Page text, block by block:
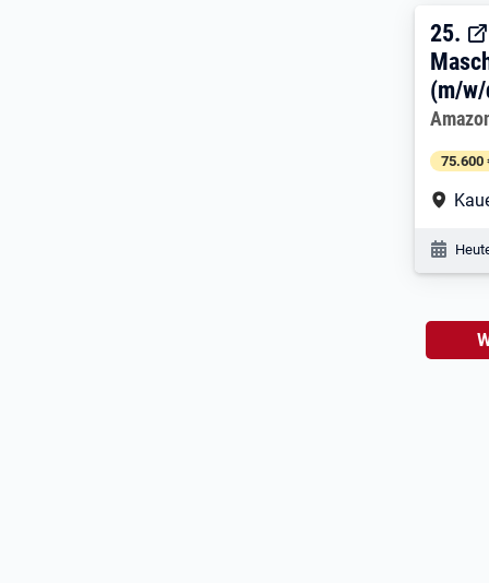
25.
25.
(m/
75.600